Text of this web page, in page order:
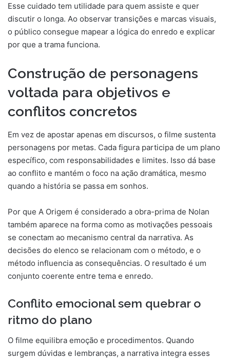
Esse cuidado tem utilidade para quem assiste e quer
discutir o longa. Ao observar transições e marcas visuais,
o público consegue mapear a lógica do enredo e explicar
por que a trama funciona.
Construção de personagens
voltada para objetivos e
conflitos concretos
Em vez de apostar apenas em discursos, o filme sustenta
personagens por metas. Cada figura participa de um plano
específico, com responsabilidades e limites. Isso dá base
ao conflito e mantém o foco na ação dramática, mesmo
quando a história se passa em sonhos.
Por que A Origem é considerado a obra-prima de Nolan
também aparece na forma como as motivações pessoais
se conectam ao mecanismo central da narrativa. As
decisões do elenco se relacionam com o método, e o
método influencia as consequências. O resultado é um
conjunto coerente entre tema e enredo.
Conflito emocional sem quebrar o
ritmo do plano
O filme equilibra emoção e procedimentos. Quando
surgem dúvidas e lembranças, a narrativa integra esses